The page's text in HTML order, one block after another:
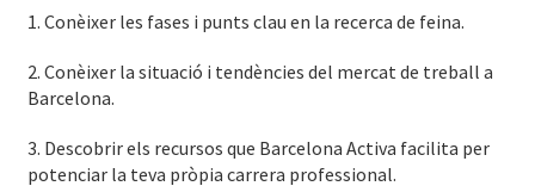
1. Conèixer les fases i punts clau en la recerca de feina.
2. Conèixer la situació i tendències del mercat de treball a
Barcelona.
3. Descobrir els recursos que Barcelona Activa facilita per
potenciar la teva pròpia carrera professional.